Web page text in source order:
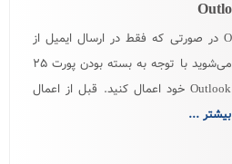
راهنمای تنظیمات Outlook ۲۰۱۳ در صورتی که فقط در ارسال ایمیل از
طریق Outlook با مشکل مواجه می‌شوید با توجه به بسته بودن پورت ۲۵
پارس تلکام باید تغییراتی روی Outlook خود اعمال کنید. قبل از اعمال
بیشتر ...